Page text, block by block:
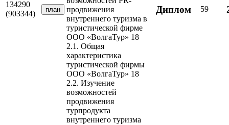
134290
(903344)
план
продвижения
внутреннего туризма в
туристической фирме
ООО «ВолгаТур» 18
2.1. Общая
характеристика
туристической фирмы
ООО «ВолгаТур» 18
2.2. Изучение
возможностей
продвижения
турпродукта
внутреннего туризма
Диплом 59